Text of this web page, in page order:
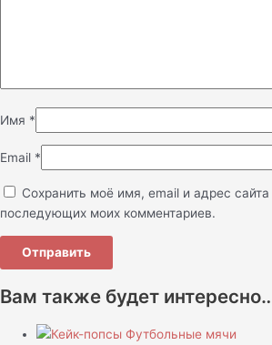
Имя *
Email *
Сохранить моё имя, email и адрес
последующих моих комментариев.
Вам также будет